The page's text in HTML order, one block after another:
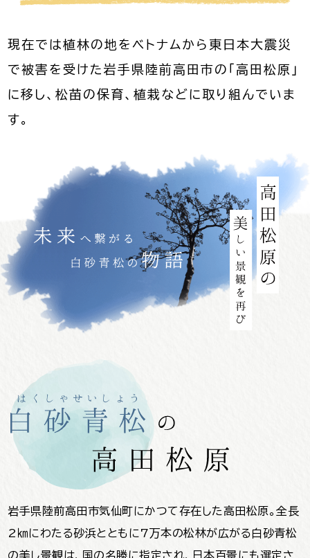
現在では植林の地をベトナムから 東日本大震災
で被害を受けた岩手県陸前高田市の「高田松原」
に移し、松苗の保育、植栽などに取り組んでいま
す。
岩手県陸前高田市気仙町にかつて存在した高田松原。全長
2㎞にわたる砂浜とともに7万本の松林が広がる白砂青松
の美し景観は、国の名勝に指定され、日本百景にも選定さ